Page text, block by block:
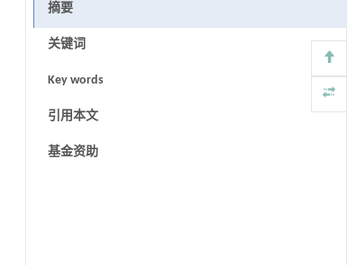
摘要
关键词
Key words
引用本文
基金资助